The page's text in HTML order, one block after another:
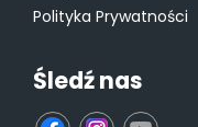
Polityka Prywatności
Śledź nas